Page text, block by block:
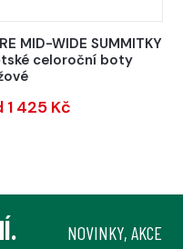
MID-WIDE SUMMITKY
celoroční boty
1 425 Kč
NOVINKY, AKCE